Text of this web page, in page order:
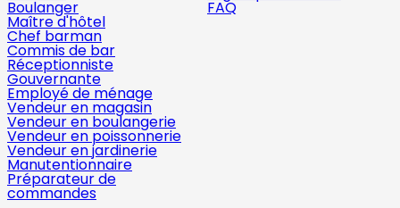
Boulanger
Maître d'hôtel
Chef barman
Commis de bar
Réceptionniste
Gouvernante
Employé de ménage
Vendeur en magasin
Vendeur en boulangerie
Vendeur en poissonnerie
Vendeur en jardinerie
Manutentionnaire
Préparateur de
commandes
FAQ